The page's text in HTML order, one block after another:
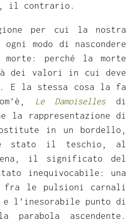
il contrario.
per cui la nostra
modo di nascondere
morte: perché la morte
dei valori in cui deve
E la stessa cosa la fa
Le Damoisellesdi
la rappresentazione di
in un bordello,
stato il teschio, al
il significato del
inequivocabile: una
fra le pulsioni carnali
e l’inesorabile punto di
ascendente.